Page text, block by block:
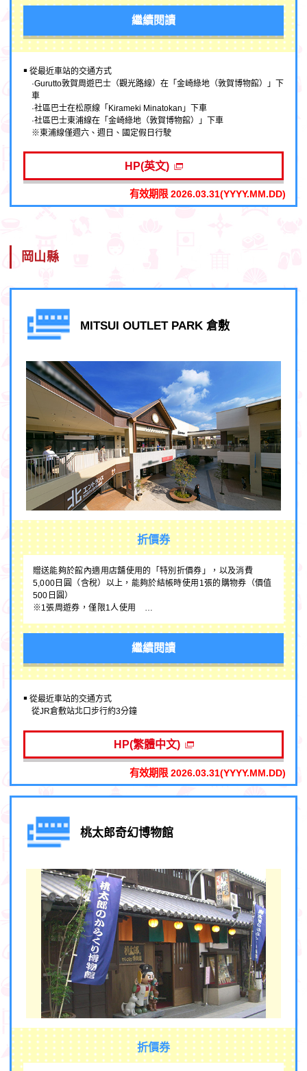
繼續閱讀
￭ 從最近車站的交通方式
·Gurutto敦賀周遊巴士（觀光路線）在「金崎綠地（敦賀博物館）」下
車
·社區巴士在松原線「Kirameki Minatokan」下車
·社區巴士東浦線在「金崎綠地（敦賀博物館）」下車
※東浦線僅週六、週日、國定假日行駛
HP(英文)
有效期限 2026.03.31(YYYY.MM.DD)
岡山縣
MITSUI OUTLET PARK 倉敷
折價券
贈送能夠於館內適用店舖使用的「特別折價券」，以及消費
5,000日圓（含稅）以上，能夠於結帳時使用1張的購物券（價值
500日圓）
※1張周遊券，僅限1人使用 …
繼續閱讀
￭ 從最近車站的交通方式
從JR倉敷站北口步行約3分鐘
HP(繁體中文)
有效期限 2026.03.31(YYYY.MM.DD)
桃太郎奇幻博物館
折價券